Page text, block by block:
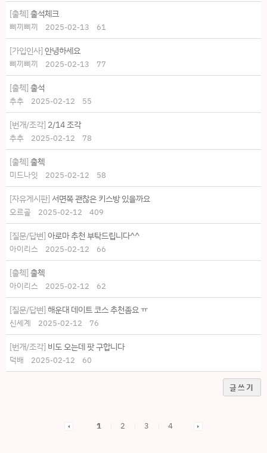
[출첵] 출석체크
삐끼삐끼 2025-02-13 61
[가입인사] 안녕하세요
삐끼삐끼 2025-02-13 77
[출첵] 출석
추추 2025-02-12 55
[번개/조각] 2/14 조각
추추 2025-02-12 78
[출첵] 출첵
미드나잇 2025-02-12 58
[자유게시판] 서면쪽 괜찮은 키스방 있을까요
오르골 2025-02-12 409
[질문/답변] 아로마 추천 부탁드립니다^^
아이리스 2025-02-12 66
[출첵] 출첵
아이리스 2025-02-12 62
[질문/답변] 해운대 데이트 코스 추천좀요 ㅠ
신세계 2025-02-12 76
[번개/조각] 비도 오는데 팟 구합니다
덕배 2025-02-12 60
글쓰기
1 2 3 4